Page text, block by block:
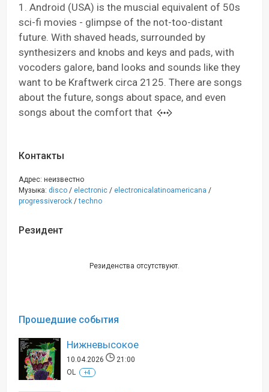
1. Android (USA) is the muscial equivalent of 50s
sci-fi movies - glimpse of the not-too-distant
future. With shaved heads, surrounded by
synthesizers and knobs and keys and pads, with
vocoders galore, band looks and sounds like they
want to be Kraftwerk circa 2125. There are songs
about the future, songs about space, and even
songs about the comfort that
Контакты
Адрес: неизвестно
Музыка: disco / electronic / electronicalatinoamericana /
progressiverock /techno
Резидент
Резиденства отсутствуют.
Прошедшие события
Нижневысокое
10.04.2026
21:00
OL
+4